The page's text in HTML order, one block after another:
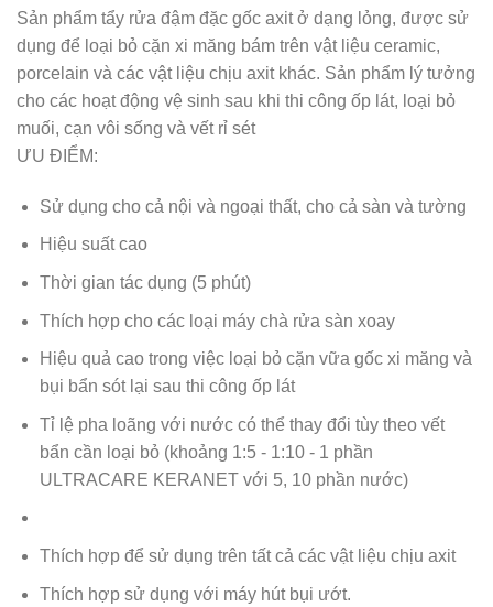
Sản phẩm tẩy rửa đậm đặc gốc axit ở dạng lỏng, được sử
dụng để loại bỏ cặn xi măng bám trên vật liệu ceramic,
porcelain và các vật liệu chịu axit khác. Sản phẩm lý tưởng
cho các hoạt động vệ sinh sau khi thi công ốp lát, loại bỏ
muối, cạn vôi sống và vết rỉ sét
ƯU ĐIỂM:
Sử dụng cho cả nội và ngoại thất, cho cả sàn và tường
Hiệu suất cao
Thời gian tác dụng (5 phút)
Thích hợp cho các loại máy chà rửa sàn xoay
Hiệu quả cao trong việc loại bỏ cặn vữa gốc xi măng và
bụi bẩn sót lại sau thi công ốp lát
Tỉ lệ pha loãng với nước có thể thay đổi tùy theo vết
bẩn cần loại bỏ (khoảng 1:5 - 1:10 - 1 phần
ULTRACARE KERANET với 5, 10 phần nước)
Thích hợp để sử dụng trên tất cả các vật liệu chịu axit
Thích hợp sử dụng với máy hút bụi ướt.